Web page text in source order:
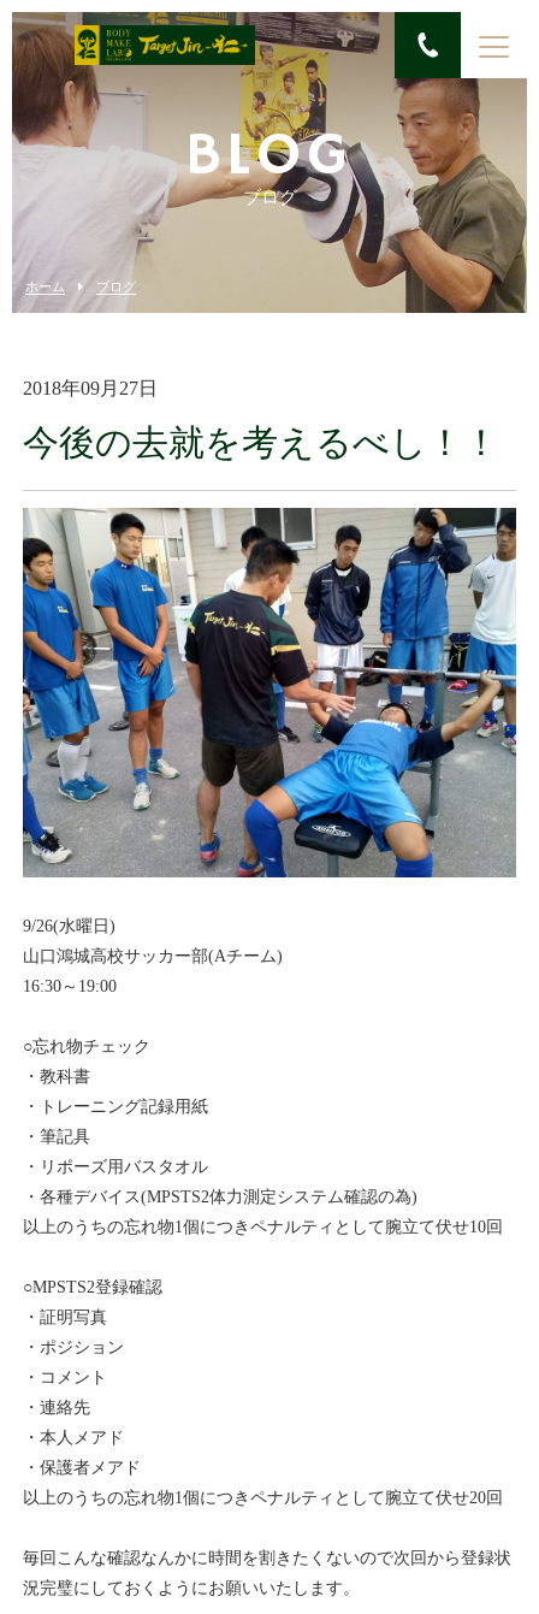
BLOG
ブログ
ホーム ブログ
2018年09月27日
今後の去就を考えるべし！！
9/26(水曜日)
山口鴻城高校サッカー部(Aチーム)
16:30～19:00
○忘れ物チェック
・教科書
・トレーニング記録用紙
・筆記具
・リポーズ用バスタオル
・各種デバイス(MPSTS2体力測定システム確認の為)
以上のうちの忘れ物1個につきペナルティとして腕立て伏せ10回
○MPSTS2登録確認
・証明写真
・ポジション
・コメント
・連絡先
・本人メアド
・保護者メアド
以上のうちの忘れ物1個につきペナルティとして腕立て伏せ20回
毎回こんな確認なんかに時間を割きたくないので次回から登録状
況完璧にしておくようにお願いいたします。